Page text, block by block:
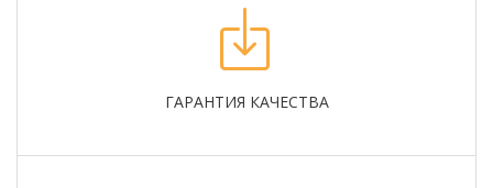
ГАРАНТИЯ КАЧЕСТВА